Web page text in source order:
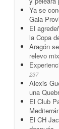
Ya se
Gala
El
la Copa
Aragón
relevo
237
Alexis
una
El Club
El CH